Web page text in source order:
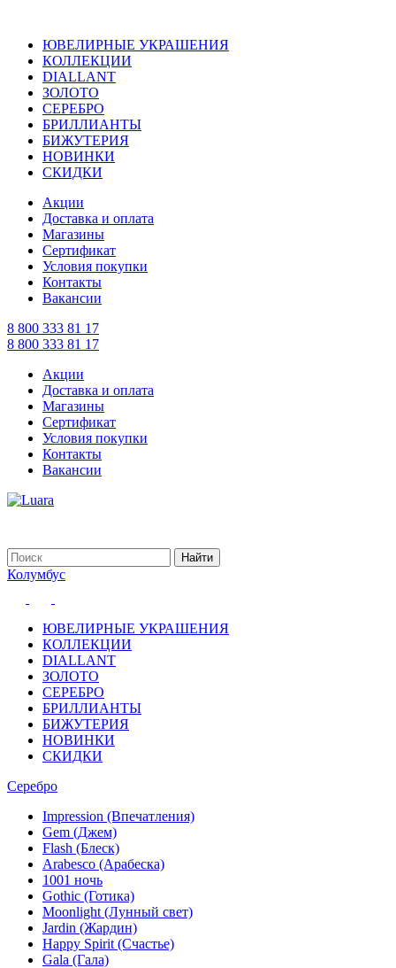
ЮВЕЛИРНЫЕ УКРАШЕНИЯ
КОЛЛЕКЦИИ
DIALLANT
ЗОЛОТО
СЕРЕБРО
БРИЛЛИАНТЫ
БИЖУТЕРИЯ
НОВИНКИ
СКИДКИ
Акции
Доставка и оплата
Магазины
Сертификат
Условия покупки
Контакты
Вакансии
8 800 333 81 17
8 800 333 81 17
Акции
Доставка и оплата
Магазины
Сертификат
Условия покупки
Контакты
Вакансии
Колумбус
ЮВЕЛИРНЫЕ УКРАШЕНИЯ
КОЛЛЕКЦИИ
DIALLANT
ЗОЛОТО
СЕРЕБРО
БРИЛЛИАНТЫ
БИЖУТЕРИЯ
НОВИНКИ
СКИДКИ
Серебро
Impression (Впечатления)
Gem (Джем)
Flash (Блеск)
Arabesco (Арабеска)
1001 ночь
Gothic (Готика)
Moonlight (Лунный свет)
Jardin (Жардин)
Happy Spirit (Счастье)
Gala (Гала)